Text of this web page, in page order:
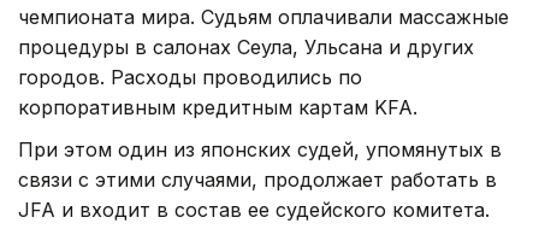
чемпионата мира. Судьям оплачивали массажные
процедуры в салонах Сеула, Ульсана и других
городов. Расходы проводились по
корпоративным кредитным картам KFA.
При этом один из японских судей, упомянутых в
связи с этими случаями, продолжает работать в
JFA и входит в состав ее судейского комитета.